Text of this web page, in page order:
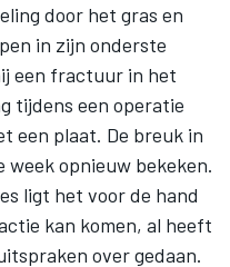
door het gras en
in zijn onderste
een fractuur in het
tijdens een operatie
een plaat. De breuk in
opnieuw bekeken.
ligt het voor de hand
kan komen, al heeft
over gedaan.